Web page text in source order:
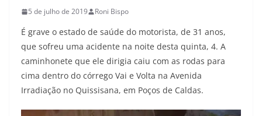
5 de julho de 2019 Roni Bispo
É grave o estado de saúde do motorista, de 31 anos,
que sofreu uma acidente na noite desta quinta, 4. A
caminhonete que ele dirigia caiu com as rodas para
cima dentro do córrego Vai e Volta na Avenida
Irradiação no Quissisana, em Poços de Caldas.